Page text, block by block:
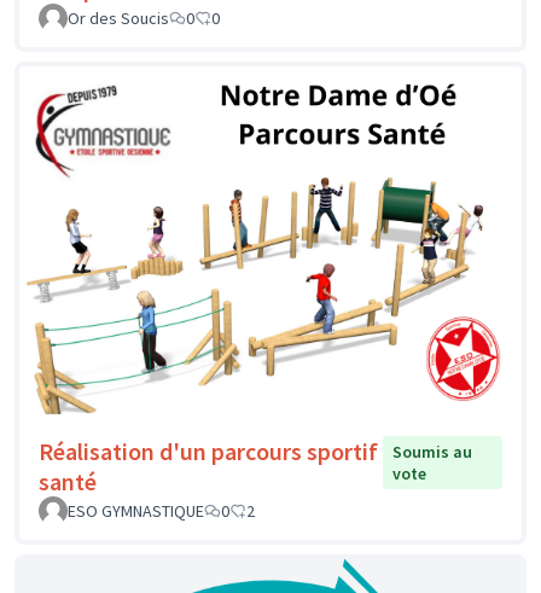
Or des Soucis
0 0
Réalisation d'un parcours sportif
santé
Soumis au
vote
ESO GYMNASTIQUE
0 2